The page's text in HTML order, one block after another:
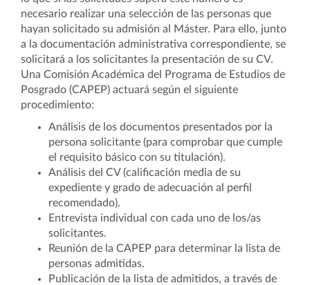
necesario realizar una selección de las personas que
hayan solicitado su admisión al Máster. Para ello, junto
a la documentación administrativa correspondiente, se
solicitará a los solicitantes la presentación de su CV.
Una Comisión Académica del Programa de Estudios de
Posgrado (CAPEP) actuará según el siguiente
procedimiento:
Análisis de los documentos presentados por la
persona solicitante (para comprobar que cumple
el requisito básico con su titulación).
Análisis del CV (calificación media de su
expediente y grado de adecuación al perfil
recomendado).
Entrevista individual con cada uno de los/as
solicitantes.
Reunión de la CAPEP para determinar la lista de
personas admitidas.
Publicación de la lista de admitidos, a través de